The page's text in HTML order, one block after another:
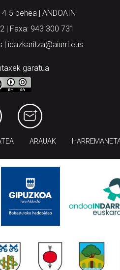
5 behea | ANDOAIN
| Faxa: 943 300 731
| idazkaritza@aiurri.eus
garatua
ARAUAK